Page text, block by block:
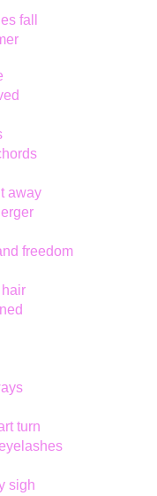
fall
away
freedom
turn
sigh